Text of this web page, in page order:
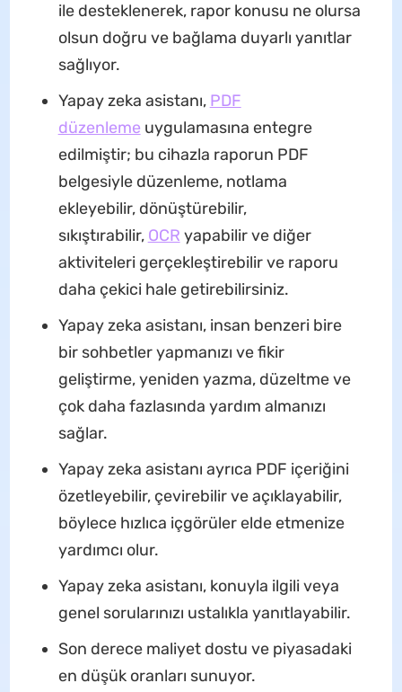
ile desteklenerek, rapor konusu ne olursa
olsun doğru ve bağlama duyarlı yanıtlar
sağlıyor.
Yapay zeka asistanı, PDF
düzenleme uygulamasına entegre
edilmiştir; bu cihazla raporun PDF
belgesiyle düzenleme, notlama
ekleyebilir, dönüştürebilir,
sıkıştırabilir, OCR yapabilir ve diğer
aktiviteleri gerçekleştirebilir ve raporu
daha çekici hale getirebilirsiniz.
Yapay zeka asistanı, insan benzeri bire
bir sohbetler yapmanızı ve fikir
geliştirme, yeniden yazma, düzeltme ve
çok daha fazlasında yardım almanızı
sağlar.
Yapay zeka asistanı ayrıca PDF içeriğini
özetleyebilir, çevirebilir ve açıklayabilir,
böylece hızlıca içgörüler elde etmenize
yardımcı olur.
Yapay zeka asistanı, konuyla ilgili veya
genel sorularınızı ustalıkla yanıtlayabilir.
Son derece maliyet dostu ve piyasadaki
en düşük oranları sunuyor.